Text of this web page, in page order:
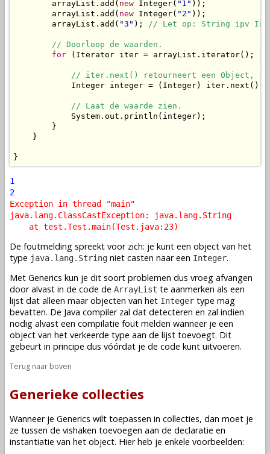
        arrayList.add(
new Integer( "1" ));
        arrayList.add(
new Integer( "2" ));
        arrayList.add(
"3" ); // Let op: String ipv
// Doorloop de waarden.
for (Iterator iter = arrayList.iterator();
// iter.next() retourneert een Object, je
            Integer integer = (Integer) iter.next();
// Laat de waarde zien.
            System.out.println(integer);
        }
    }
}
1
2
Exception in thread "main"
java.lang.ClassCastException: java.lang.String
at test.Test.main(Test.java:23)
De foutmelding spreekt voor zich: je kunt een object van het
type java.lang.String niet casten naar een Integer.
Met Generics kun je dit soort problemen dus vroeg afvangen
door alvast in de code de ArrayList te aanmerken als een
lijst dat alleen maar objecten van het Integer type mag
bevatten. De Java compiler zal dat detecteren en zal indien
nodig alvast een compilatie fout melden wanneer je een
object van het verkeerde type aan de lijst toevoegt. Dit
gebeurt in principe dus vóórdat je de code kunt uitvoeren.
Terug naar boven
Generieke collecties
Wanneer je Generics wilt toepassen in collecties, dan moet je
ze tussen de vishaken toevoegen aan de declaratie en
instantiatie van het object. Hier heb je enkele voorbeelden: